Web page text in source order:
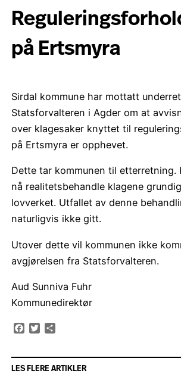
på Ertsmyra
Sirdal kommune har mottatt
Statsforvalteren i Agder om at
over klagesaker knyttet til
på Ertsmyra er opphevet.
Dette tar kommunen til etterretning.
nå realitetsbehandle klagene
lovverket. Utfallet av denne
naturligvis ikke gitt.
Utover dette vil kommunen ikke
avgjørelsen fra Statsforvalteren.
Aud Sunniva Fuhr
Kommunedirektør
Facebook
Twitter
LES FLERE ARTIKLER